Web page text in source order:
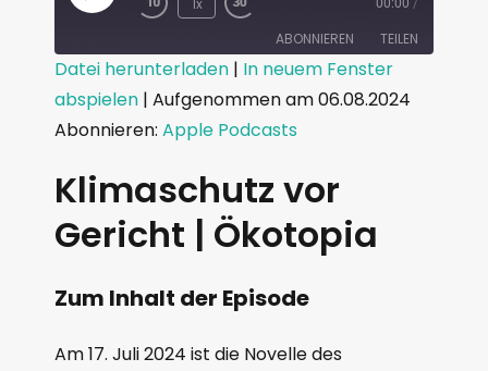
00:00 /
ABONNIEREN TEILEN
Apple Podcasts
RSS FEED
TEILEN
EMBED
Datei herunterladen | In neuem Fenster
abspielen | Aufgenommen am 06.08.2024
Abonnieren: Apple Podcasts
Klimaschutz vor
Gericht | Ökotopia
Zum Inhalt der Episode
Am 17. Juli 2024 ist die Novelle des